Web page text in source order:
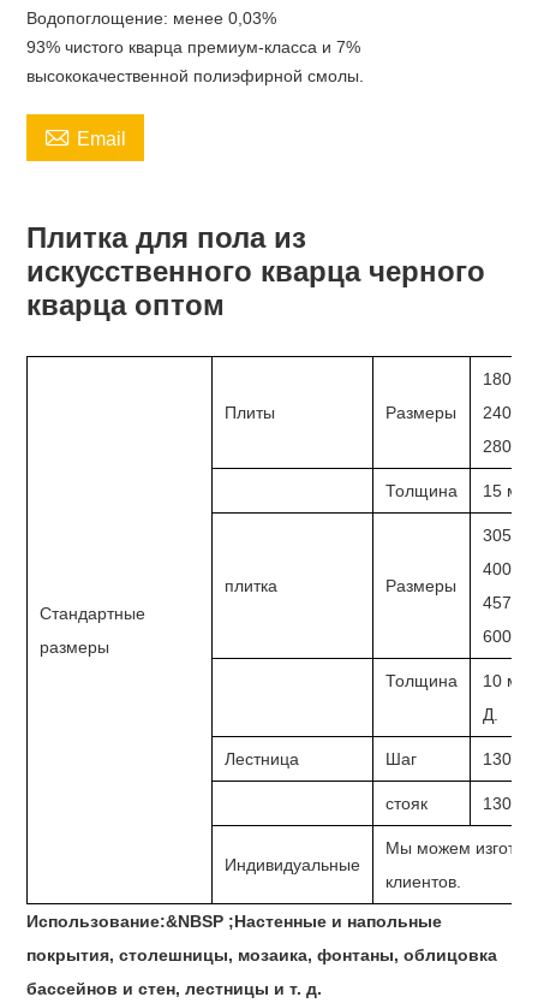
Водопоглощение: менее 0,03%
93% чистого кварца премиум-класса и 7%
высококачественной полиэфирной смолы.
 Email
Плитка для пола из
искусственного кварца черного
кварца оптом
Стандартные
размеры
Плиты Размеры
1800
2400
2800
Толщина 15
плитка Размеры
305 х
400 х
457 х
600 х
Толщина
10
Д.
Лестница Шаг
стояк
Индивидуальные
Мы можем
клиентов.
Использование:&NBSP ;Настенные и напольные
покрытия, столешницы, мозаика, фонтаны, облицовка
бассейнов и стен, лестницы и т. д.